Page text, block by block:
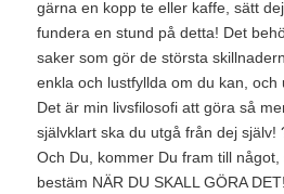
gärna en kopp te eller kaffe, sätt
fundera en stund på detta! Det
saker som gör de största
enkla och lustfyllda om du kan, och
Det är min livsfilosofi att göra så
självklart ska du utgå från dej själv!
Och Du, kommer Du fram till
bestäm NÄR DU SKALL GÖRA DET!